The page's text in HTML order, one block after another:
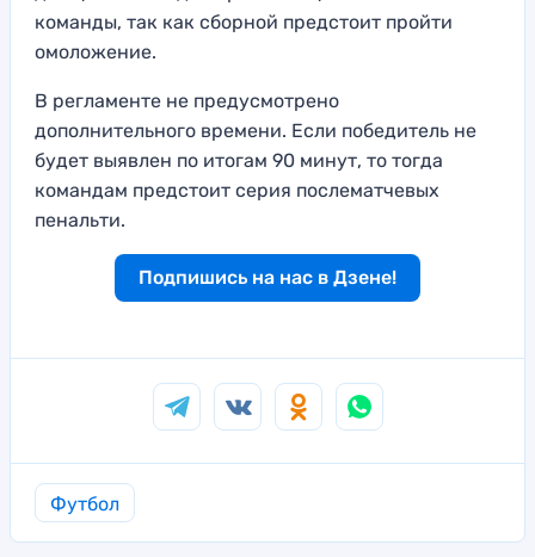
команды, так как сборной предстоит пройти
омоложение.
В регламенте не предусмотрено
дополнительного времени. Если победитель не
будет выявлен по итогам 90 минут, то тогда
командам предстоит серия послематчевых
пенальти.
Подпишись на нас в Дзене!
Футбол